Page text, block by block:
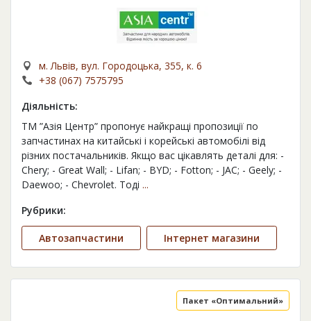
м. Львів, вул. Городоцька, 355, к. 6
+38 (067) 7575795
Діяльність:
ТМ ”Азія Центр” пропонує найкращі пропозиції по
запчастинах на китайські і корейські автомобілі від
різних постачальників. Якщо вас цікавлять деталі для: -
Chery; - Great Wall; - Lifan; - BYD; - Fotton; - JAC; - Geely; -
Daewoo; - Chevrolet. Тоді ...
Рубрики:
Автозапчастини Інтернет магазини
Пакет «Оптимальний»